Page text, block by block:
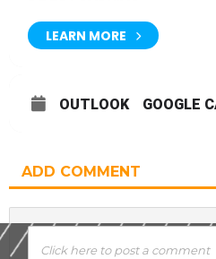
LEARN MORE
OUTLOOK GOOGLE
ADD COMMENT
Click here to post a comment